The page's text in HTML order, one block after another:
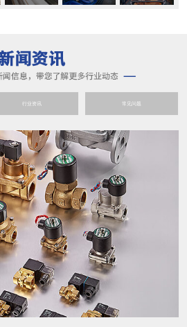
行业资讯 常见问题